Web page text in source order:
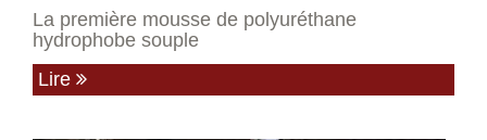
La première mousse de polyuréthane
hydrophobe souple
Lire